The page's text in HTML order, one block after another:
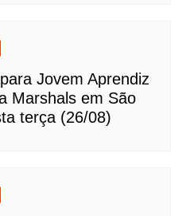
Jovem Aprendiz
Marshals em São
terça (26/08)